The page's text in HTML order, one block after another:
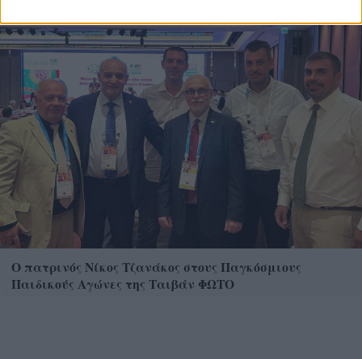
Ο πατρινός Νίκος Τζανάκος στους Παγκόσμιους
Παιδικούς Αγώνες της Ταιβάν ΦΩΤΟ